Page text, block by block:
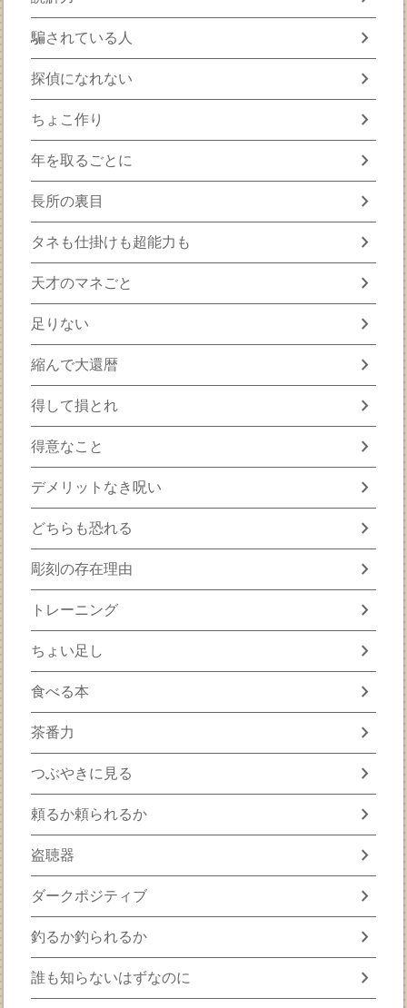
騙されている人 chevron_right
探偵になれない chevron_right
ちょこ作り chevron_right
年を取るごとに chevron_right
長所の裏目 chevron_right
タネも仕掛けも超能力も chevron_right
天才のマネごと chevron_right
足りない chevron_right
縮んで大還暦 chevron_right
得して損とれ chevron_right
得意なこと chevron_right
デメリットなき呪い chevron_right
どちらも恐れる chevron_right
彫刻の存在理由 chevron_right
トレーニング chevron_right
ちょい足し chevron_right
食べる本 chevron_right
茶番力 chevron_right
つぶやきに見る chevron_right
頼るか頼られるか chevron_right
盗聴器 chevron_right
ダークポジティブ chevron_right
釣るか釣られるか chevron_right
誰も知らないはずなのに chevron_right